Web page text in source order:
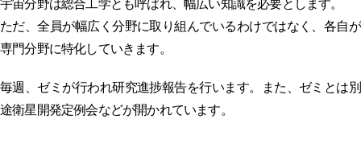
宇宙分野は総合工学とも呼ばれ、幅広い知識を必要とします。
ただ、全員が幅広く分野に取り組んでいるわけではなく、各自が
専門分野に特化していきます。
毎週、ゼミが行われ研究進捗報告を行います。また、ゼミとは別
途衛星開発定例会などが開かれています。